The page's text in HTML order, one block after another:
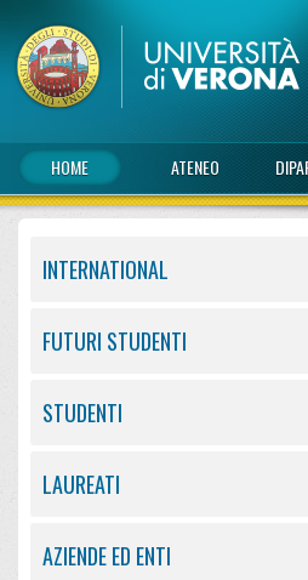
HOME ATENEO
INTERNATIONAL
FUTURI STUDENTI
STUDENTI
LAUREATI
AZIENDE ED ENTI